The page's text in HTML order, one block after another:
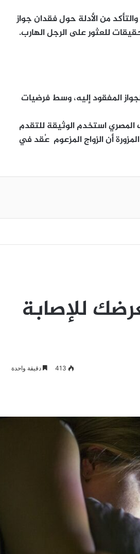
من الأدلة حول فقدان جواز
المفقود إليه، وسط فرضيات
المصري استخدم الوثيقة للتقدم
أن الزواج المزعوم عُقد في